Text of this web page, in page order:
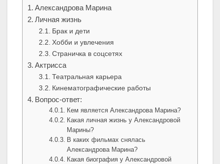
Александрова Марина
Личная жизнь
Брак и дети
Хобби и увлечения
Страничка в соцсетях
Актрисса
Театральная карьера
Кинематографические работы
Вопрос-ответ:
Кем является Александрова Марина?
Какая личная жизнь у Александровой
Марины?
В каких фильмах снялась
Александрова Марина?
Какая биография у Александровой